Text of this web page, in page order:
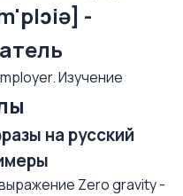
-
на русский
Zero gravity -